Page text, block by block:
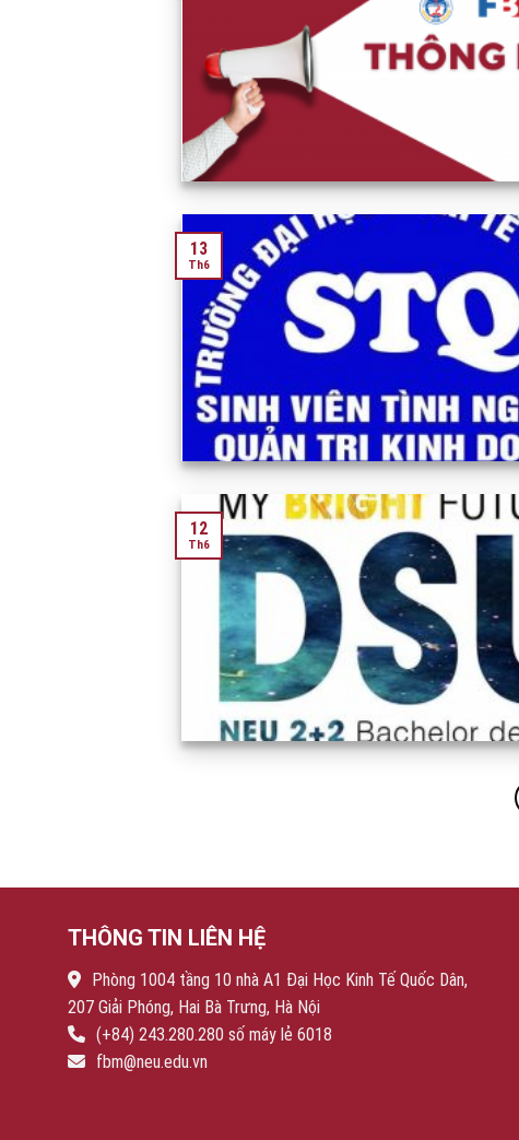
13
Th6
12
Th6
THÔNG TIN LIÊN HỆ
Phòng 1004 tầng 10 nhà A1 Đại Học Kinh Tế Quốc Dân,
207 Giải Phóng, Hai Bà Trưng, Hà Nội
(+84) 243.280.280 số máy lẻ 6018
fbm@neu.edu.vn